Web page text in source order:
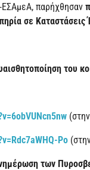
παρήχθησαν
σε Καταστάσεις
του
Po
των